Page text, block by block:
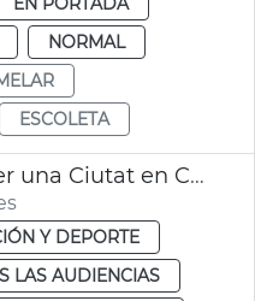
NORMAL
ESCOLETA
entraga diplomas "Per una Ciutat en Convivència"
Y DEPORTE
LAS AUDIENCIAS